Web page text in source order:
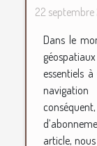
22 septembre
Dans le
essentiels
article,